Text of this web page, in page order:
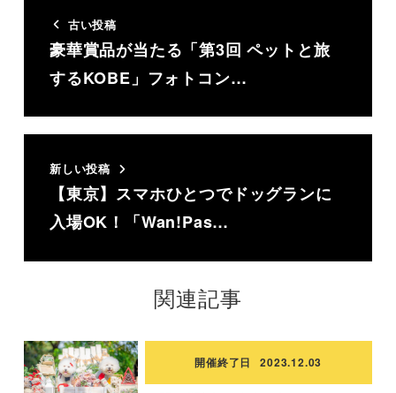
古い投稿
豪華賞品が当たる「第3回 ペットと旅
するKOBE」フォトコン…
新しい投稿
【東京】スマホひとつでドッグランに
入場OK！「Wan!Pas…
関連記事
開催終了日 2023.12.03